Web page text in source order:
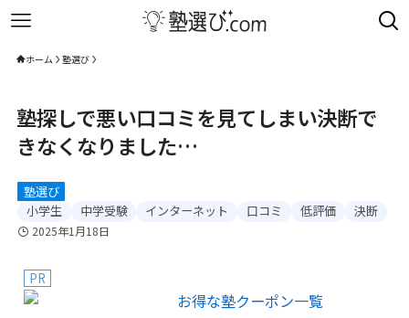
ホーム 塾選び
塾探しで悪い口コミを見てしまい決断で
きなくなりました…
塾選び
小学生
中学受験 インターネット 口コミ 低評価 決断
2025年1月18日
PR